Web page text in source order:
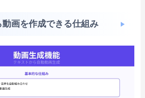
画を作成できる仕組み